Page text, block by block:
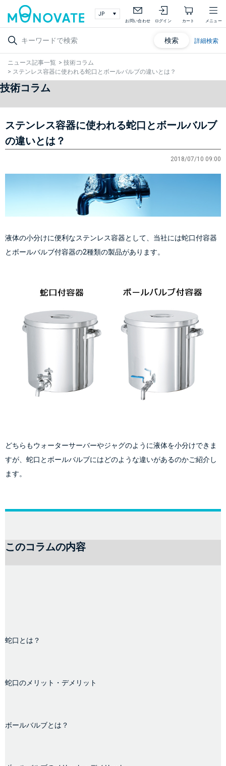
お問い合わせ ログイン カート メニュー
検索 詳細検索
ニュース記事一覧 > 技術コラム
> ステンレス容器に使われる蛇口とボールバルブの違いとは？
技術コラム
ステンレス容器に使われる蛇口とボールバルブ
の違いとは？
2018/07/10 09:00
液体の小分けに便利なステンレス容器として、当社には蛇口付容器
とボールバルブ付容器の2種類の製品があります。
どちらもウォーターサーバーやジャグのように液体を小分けできま
すが、蛇口とボールバルブにはどのような違いがあるのかご紹介し
ます。
このコラムの内容
蛇口とは？
蛇口のメリット・デメリット
ボールバルブとは？